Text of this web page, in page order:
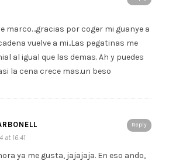
marco…gracias por coger mi guanye a
vuelve a mi..Las pegatinas me
al igual que las demas. Ah y puedes
la cena crece mas.un beso
Reply
at 16:41
ya me gusta, jajajaja. En eso ando,